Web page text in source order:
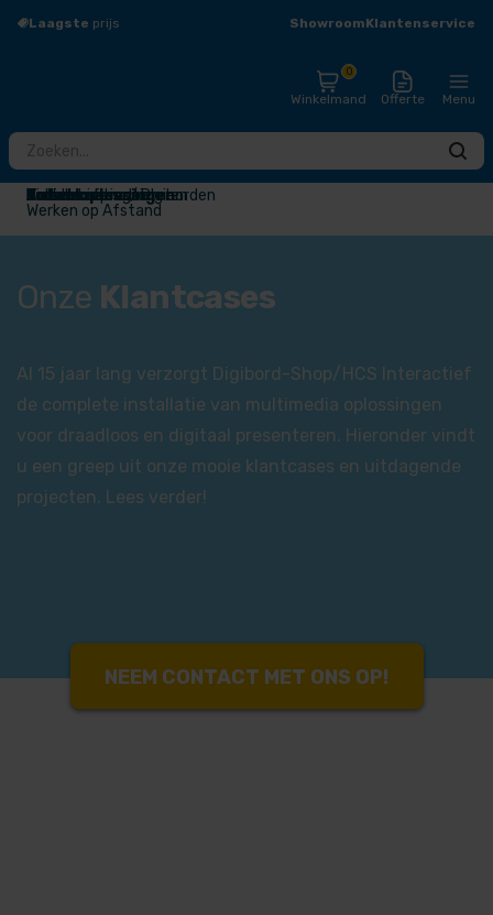
Laagste prijs Grootassortiment
ShowroomKlantenservice
Winkelmand
0
Offerte Menu
Totaaloplossingen
Touchscreens / Digiborden
Presentatieschermen
Audio
Draadloos presenteren
Videoconferentie
Narrowcasting
Accessoires
Outlet
Werken op Afstand
Onze Klantcases
Al 15 jaar lang verzorgt Digibord-Shop/HCS Interactief
de complete installatie van multimedia oplossingen
voor draadloos en digitaal presenteren. Hieronder vindt
u een greep uit onze mooie klantcases en uitdagende
projecten. Lees verder!
NEEM CONTACT MET ONS OP!